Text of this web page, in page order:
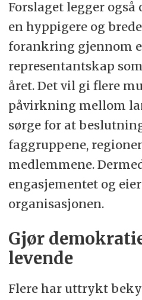
Forslaget legger også
en hyppigere og
forankring gjennom
representantskap
året. Det vil gi flere
påvirkning mellom
sørge for at
faggruppene,
medlemmene.
engasjementet og
organisasjonen.
Gjør
levende
Flere har uttrykt